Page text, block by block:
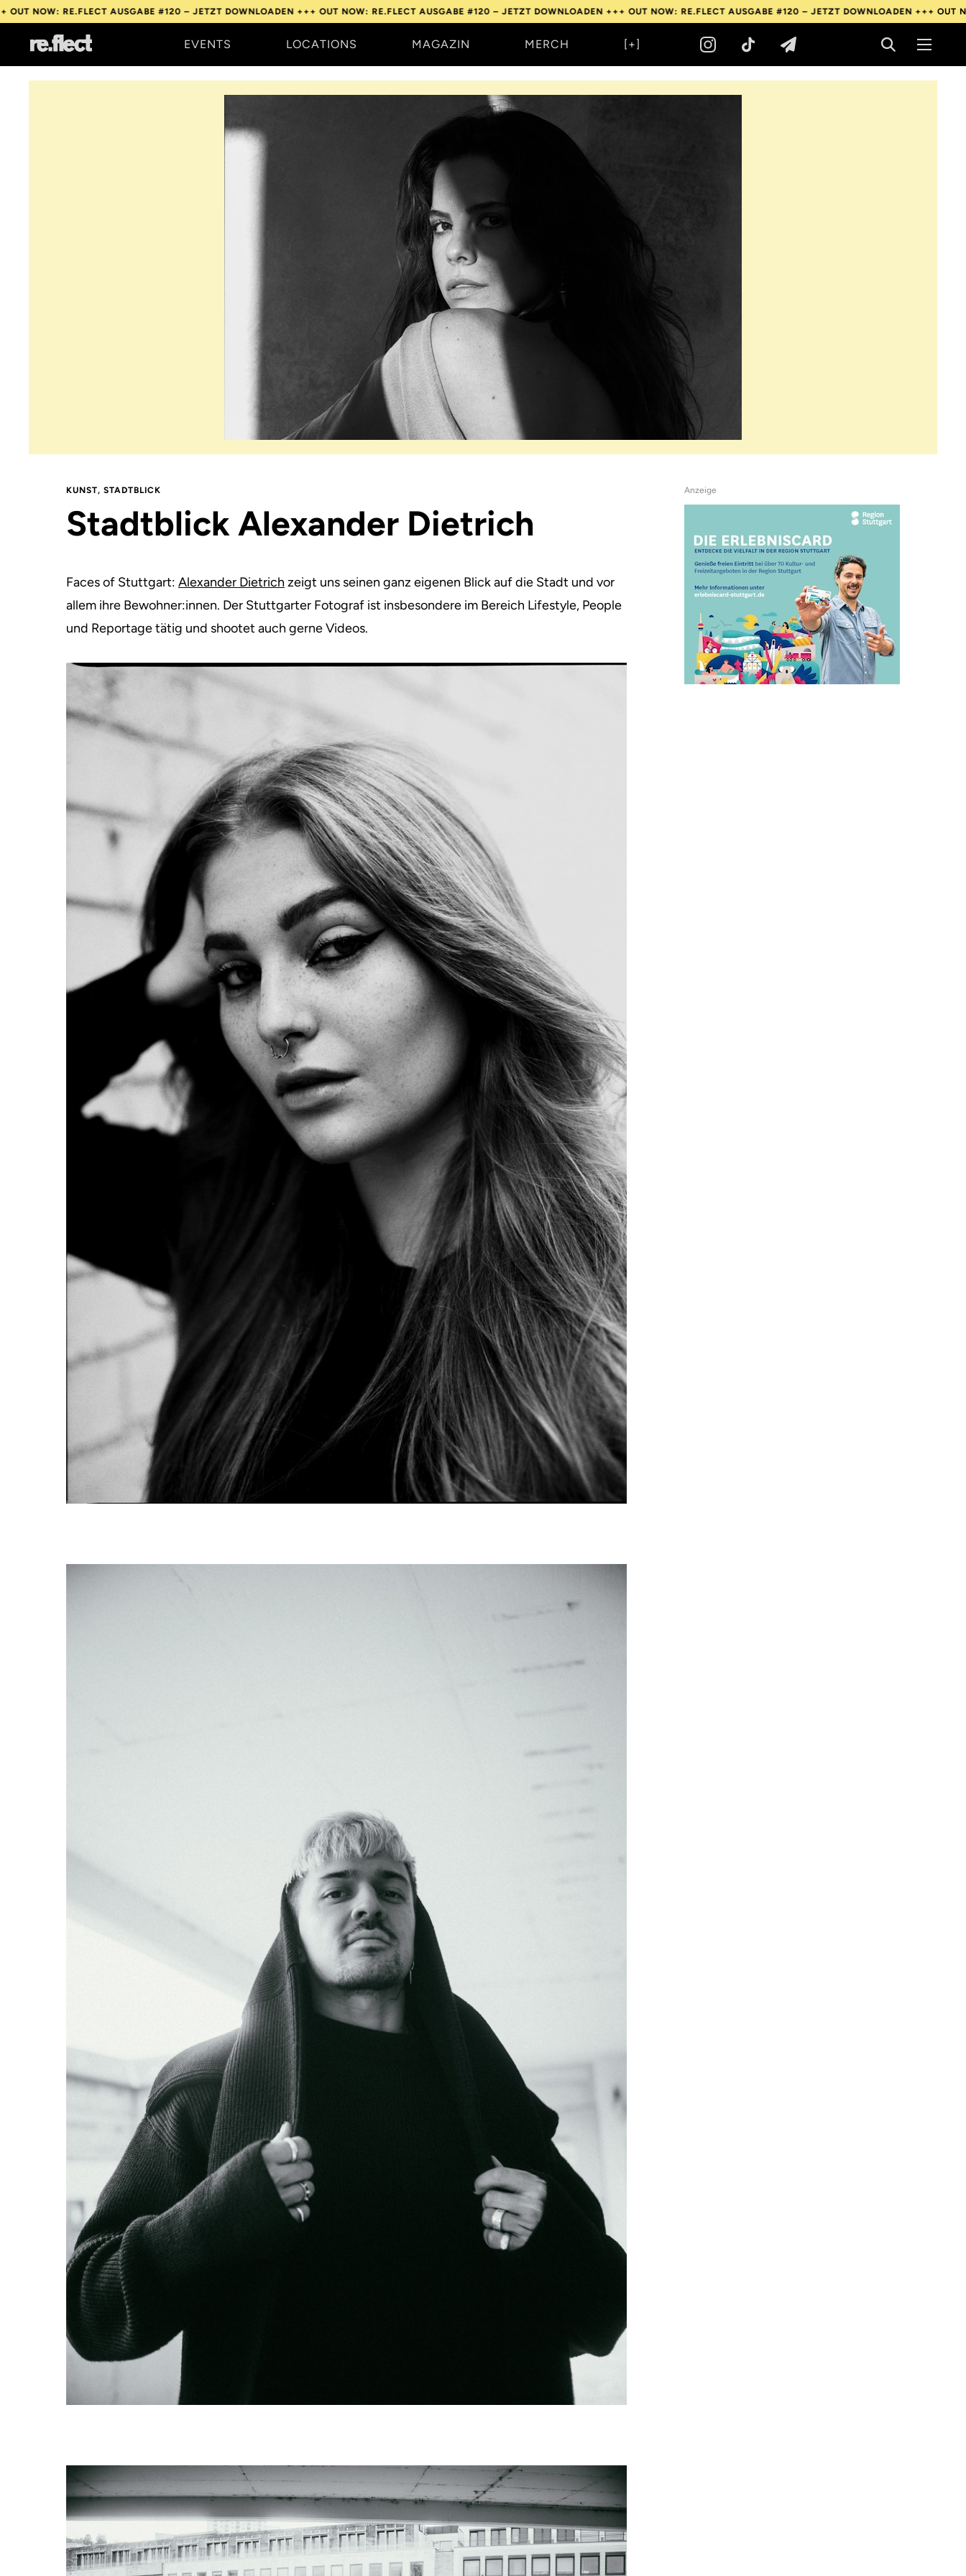
AUSGABE #120 – JETZT DOWNLOADEN +++OUT NOW: RE.FLECT AUSGABE #120 – JETZT DOWNLOADEN +++OUT NOW: RE.FLECT AUSGABE #120 – JETZT DOWNLOADEN +++OUT NOW:
EVENTS LOCATIONS MAGAZIN MERCH [+]
KUNST, STADTBLICK
Stadtblick Alexander Dietrich
Faces of Stuttgart: Alexander Dietrich zeigt uns seinen ganz eigenen Blick auf die Stadt und vor
allem ihre Bewohner:innen. Der Stuttgarter Fotograf ist insbesondere im Bereich Lifestyle, People
und Reportage tätig und shootet auch gerne Videos.
Anzeige